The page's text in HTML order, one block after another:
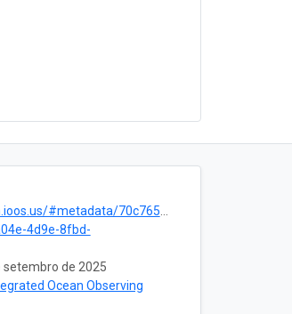
70c76508-b252-4c3d-9f27-e4cba9300537/project
4d9e-8fbd-
setembro de 2025
Ocean Observing